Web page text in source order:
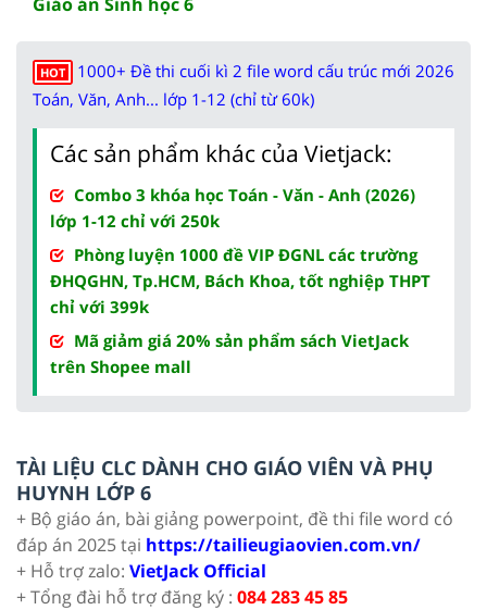
HOT
1000+ Đề thi cuối kì 2 file word cấu trúc mới 2026
Toán, Văn, Anh... lớp 1-12 (chỉ từ 60k)
Các sản phẩm khác của Vietjack:
Combo 3 khóa học Toán - Văn - Anh (2026)
lớp 1-12 chỉ với 250k
Phòng luyện 1000 đề VIP ĐGNL các trường
ĐHQGHN, Tp.HCM, Bách Khoa, tốt nghiệp THPT
chỉ với 399k
Mã giảm giá 20% sản phẩm sách VietJack
trên Shopee mall
TÀI LIỆU CLC DÀNH CHO GIÁO VIÊN VÀ PHỤ
HUYNH LỚP 6
+ Bộ giáo án, bài giảng powerpoint, đề thi file word có
đáp án 2025 tại https://tailieugiaovien.com.vn/
+ Hỗ trợ zalo: VietJack Official
+ Tổng đài hỗ trợ đăng ký : 084 283 45 85